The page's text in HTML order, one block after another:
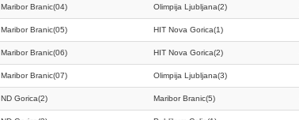
Maribor Branic(04) Olimpija Ljubljana(2)
Maribor Branic(05) HIT Nova Gorica(1)
Maribor Branic(06) HIT Nova Gorica(2)
Maribor Branic(07) Olimpija Ljubljana(3)
ND Gorica(2) Maribor Branic(5)